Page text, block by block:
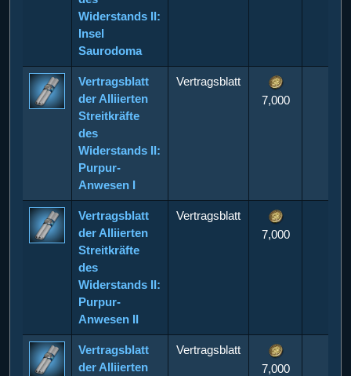
Widerstands II:
Insel
Saurodoma
Vertragsblatt
der Alliierten
Streitkräfte
des
Widerstands II:
Purpur-
Anwesen I
Vertragsblatt
7,000
Vertragsblatt
der Alliierten
Streitkräfte
des
Widerstands II:
Purpur-
Anwesen II
Vertragsblatt
7,000
Vertragsblatt
der Alliierten
Vertragsblatt
7,000